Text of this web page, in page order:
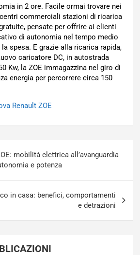
in 2 ore. Facile ormai trovare nei
commerciali stazioni di ricarica
pensate per offrire ai clienti
di autonomia nel tempo medio
spesa. E grazie alla ricarica rapida,
caricatore DC, in autostrada
Kw, la ZOE immagazzina nel giro di
energia per percorrere circa 150
Renault ZOE
mobilità elettrica all’avanguardia
e potenza
in casa: benefici, comportamenti
e detrazioni